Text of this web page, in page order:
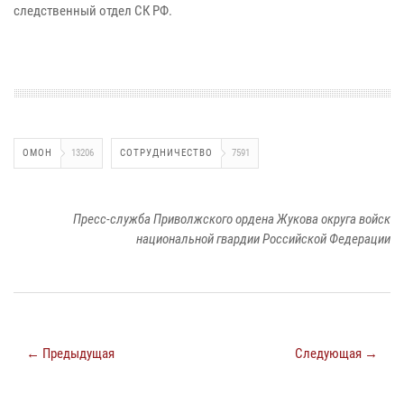
следственный отдел СК РФ.
ОМОН 13206 СОТРУДНИЧЕСТВО 7591
Пресс-служба Приволжского ордена Жукова округа войск
национальной гвардии Российской Федерации
← Предыдущая Следующая →